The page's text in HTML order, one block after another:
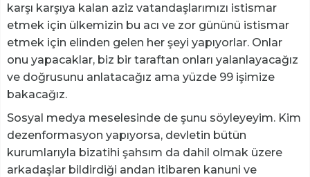
karşı karşıya kalan aziz vatandaşlarımızı istismar
etmek için ülkemizin bu acı ve zor gününü istismar
etmek için elinden gelen her şeyi yapıyorlar. Onlar
onu yapacaklar, biz bir taraftan onları yalanlayacağız
ve doğrusunu anlatacağız ama yüzde 99 işimize
bakacağız.
Sosyal medya meselesinde de şunu söyleyeyim. Kim
dezenformasyon yapıyorsa, devletin bütün
kurumlarıyla bizatihi şahsım da dahil olmak üzere
arkadaşlar bildirdiği andan itibaren kanuni ve